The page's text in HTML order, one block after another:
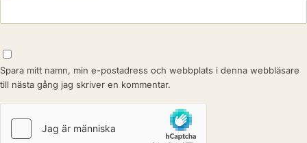
Spara mitt namn, min e-postadress och webbplats i denna webbläsare
till nästa gång jag skriver en kommentar.